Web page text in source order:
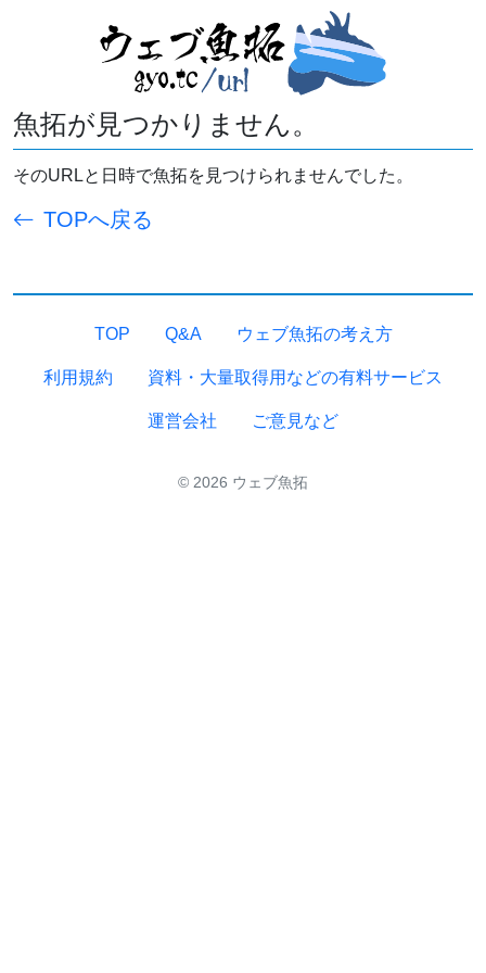
魚拓が見つかりません。
そのURLと日時で魚拓を見つけられませんでした。
TOPへ戻る
TOP Q&A ウェブ魚拓の考え方
利用規約 資料・大量取得用などの有料サービス
運営会社 ご意見など
© 2026 ウェブ魚拓